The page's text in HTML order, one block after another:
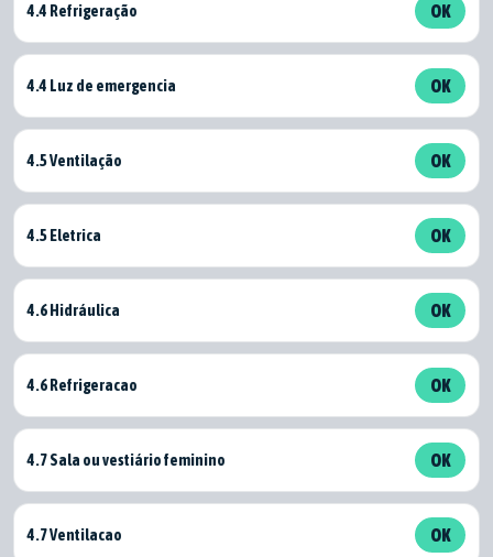
4.4 Refrigeração OK
4.4 Luz de emergencia OK
4.5 Ventilação OK
4.5 Eletrica OK
4.6 Hidráulica OK
4.6 Refrigeracao OK
4.7 Sala ou vestiário feminino OK
4.7 Ventilacao OK